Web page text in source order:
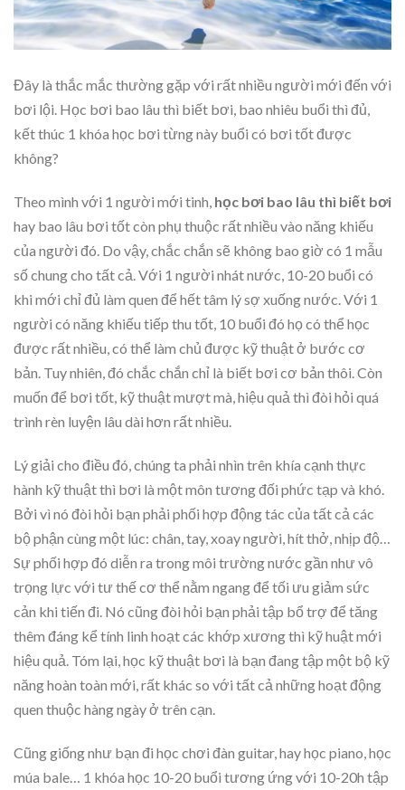
Đây là thắc mắc thường gặp với rất nhiều người mới đến với
bơi lội. Học bơi bao lâu thì biết bơi, bao nhiêu buổi thì đủ,
kết thúc 1 khóa học bơi từng này buổi có bơi tốt được
không?
Theo mình với 1 người mới tinh, học bơi bao lâu thì biết bơi
hay bao lâu bơi tốt còn phụ thuộc rất nhiều vào năng khiếu
của người đó. Do vậy, chắc chắn sẽ không bao giờ có 1 mẫu
số chung cho tất cả. Với 1 người nhát nước, 10-20 buổi có
khi mới chỉ đủ làm quen để hết tâm lý sợ xuống nước. Với 1
người có năng khiếu tiếp thu tốt, 10 buổi đó họ có thể học
được rất nhiều, có thể làm chủ được kỹ thuật ở bước cơ
bản. Tuy nhiên, đó chắc chắn chỉ là biết bơi cơ bản thôi. Còn
muốn để bơi tốt, kỹ thuật mượt mà, hiệu quả thì đòi hỏi quá
trình rèn luyện lâu dài hơn rất nhiều.
Lý giải cho điều đó, chúng ta phải nhìn trên khía cạnh thực
hành kỹ thuật thì bơi là một môn tương đối phức tạp và khó.
Bởi vì nó đòi hỏi bạn phải phối hợp động tác của tất cả các
bộ phận cùng một lúc: chân, tay, xoay người, hít thở, nhịp độ…
Sự phối hợp đó diễn ra trong môi trường nước gần như vô
trọng lực với tư thế cơ thể nằm ngang để tối ưu giảm sức
cản khi tiến đi. Nó cũng đòi hỏi bạn phải tập bổ trợ để tăng
thêm đáng kể tính linh hoạt các khớp xương thì kỹ huật mới
hiệu quả. Tóm lại, học kỹ thuật bơi là bạn đang tập một bộ kỹ
năng hoàn toàn mới, rất khác so với tất cả những hoạt động
quen thuộc hàng ngày ở trên cạn.
Cũng giống như bạn đi học chơi đàn guitar, hay học piano, học
múa bale… 1 khóa học 10-20 buổi tương ứng với 10-20h tập